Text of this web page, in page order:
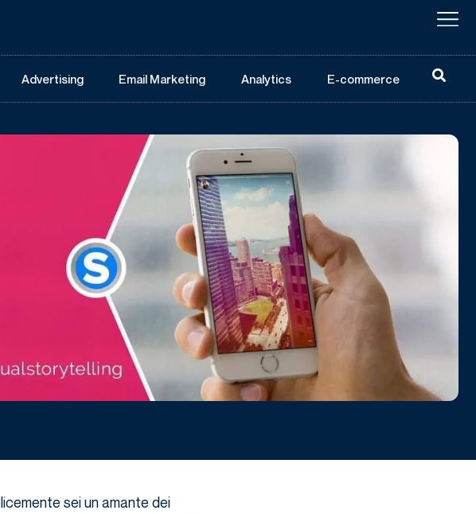
Advertising Email Marketing Analytics E-commerce
sei un amante dei